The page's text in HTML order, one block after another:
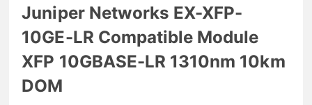
Juniper Networks EX-XFP-
10GE-LR Compatible Module
XFP 10GBASE-LR 1310nm 10km
DOM